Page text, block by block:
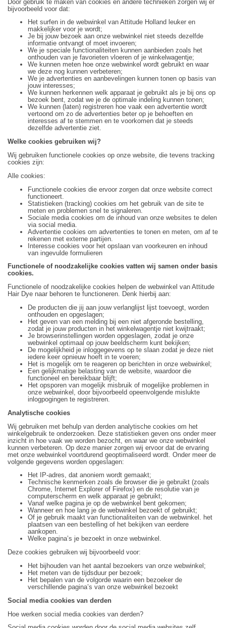
Door gebruik te maken van cookies en andere technieken zorgen wij er
bijvoorbeeld voor dat:
Het surfen in de webwinkel van Attitude Holland leuker en
makkelijker voor je wordt;
Je bij jouw bezoek aan onze webwinkel niet steeds dezelfde
informatie ontvangt of moet invoeren;
We je speciale functionaliteiten kunnen aanbieden zoals het
onthouden van je favorieten vloeren of je winkelwagentje;
We kunnen meten hoe onze webwinkel wordt gebruikt en waar
we deze nog kunnen verbeteren;
We je advertenties en aanbevelingen kunnen tonen op basis van
jouw interesses;
We kunnen herkennen welk apparaat je gebruikt als je bij ons op
bezoek bent, zodat we je de optimale indeling kunnen tonen;
We kunnen (laten) registreren hoe vaak een advertentie wordt
vertoond om zo de advertenties beter op je behoeften en
interesses af te stemmen en te voorkomen dat je steeds
dezelfde advertentie ziet.
Welke cookies gebruiken wij?
Wij gebruiken functionele cookies op onze website, die tevens tracking
cookies zijn:
Alle cookies:
Functionele cookies die ervoor zorgen dat onze website correct
functioneert.
Statistieken (tracking) cookies om het gebruik van de site te
meten en problemen snel te signaleren.
Sociale media cookies om de inhoud van onze websites te delen
via social media.
Advertentie cookies om advertenties te tonen en meten, om af te
rekenen met externe partijen.
Interesse cookies voor het opslaan van voorkeuren en inhoud
van ingevulde formulieren
Functionele of noodzakelijke cookies vatten wij samen onder basis
cookies.
Functionele of noodzakelijke cookies helpen de webwinkel van Attitude
Hair Dye naar behoren te functioneren. Denk hierbij aan:
De producten die jij aan jouw verlanglijst lijst toevoegt, worden
onthouden en opgeslagen;
Het geven van een melding bij een niet afgeronde bestelling,
zodat je jouw producten in het winkelwagentje niet kwijtraakt;
Je browserinstellingen worden opgeslagen, zodat je onze
webwinkel optimaal op jouw beeldscherm kunt bekijken;
De mogelijkheid je inloggegevens op te slaan zodat je deze niet
iedere keer opnieuw hoeft in te voeren;
Het is mogelijk om te reageren op berichten in onze webwinkel;
Een gelijkmatige belasting van de website, waardoor die
functioneel en bereikbaar blijft;
Het opsporen van mogelijk misbruik of mogelijke problemen in
onze webwinkel, door bijvoorbeeld opeenvolgende mislukte
inlogpogingen te registreren.
Analytische cookies
Wij gebruiken met behulp van derden analytische cookies om het
winkelgebruik te onderzoeken. Deze statistieken geven ons onder meer
inzicht in hoe vaak we worden bezocht, en waar we onze webwinkel
kunnen verbeteren. Op deze manier zorgen wij ervoor dat de ervaring
met onze webwinkel voortdurend geoptimaliseerd wordt. Onder meer de
volgende gegevens worden opgeslagen:
Het IP-adres, dat anoniem wordt gemaakt;
Technische kenmerken zoals de browser die je gebruikt (zoals
Chrome, Internet Explorer of Firefox) en de resolutie van je
computerscherm en welk apparaat je gebruikt;
Vanaf welke pagina je op de webwinkel bent gekomen;
Wanneer en hoe lang je de webwinkel bezoekt of gebruikt;
Of je gebruik maakt van functionaliteiten van de webwinkel. het
plaatsen van een bestelling of het bekijken van eerdere
aankopen.
Welke pagina’s je bezoekt in onze webwinkel.
Deze cookies gebruiken wij bijvoorbeeld voor:
Het bijhouden van het aantal bezoekers van onze webwinkel;
Het meten van de tijdsduur per bezoek;
Het bepalen van de volgorde waarin een bezoeker de
verschillende pagina’s van onze webwinkel bezoekt
Social media cookies van derden
Hoe werken social media cookies van derden?